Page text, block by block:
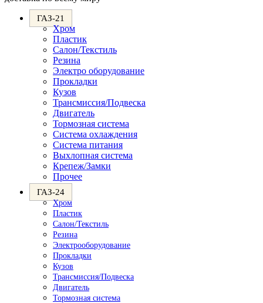
ГАЗ-21
Хром
Пластик
Салон/Текстиль
Резина
Электро оборудование
Прокладки
Кузов
Трансмиссия/Подвеска
Двигатель
Тормозная система
Система охлаждения
Система питания
Выхлопная система
Крепеж/Замки
Прочее
ГАЗ-24
Хром
Пластик
Салон/Текстиль
Резина
Электрооборудование
Прокладки
Кузов
Трансмиссия/Подвеска
Двигатель
Тормозная система